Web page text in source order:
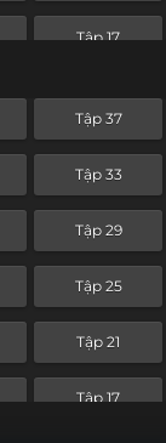
Tập 17
Tập 37
Tập 33
Tập 29
Tập 25
Tập 21
Tập 17